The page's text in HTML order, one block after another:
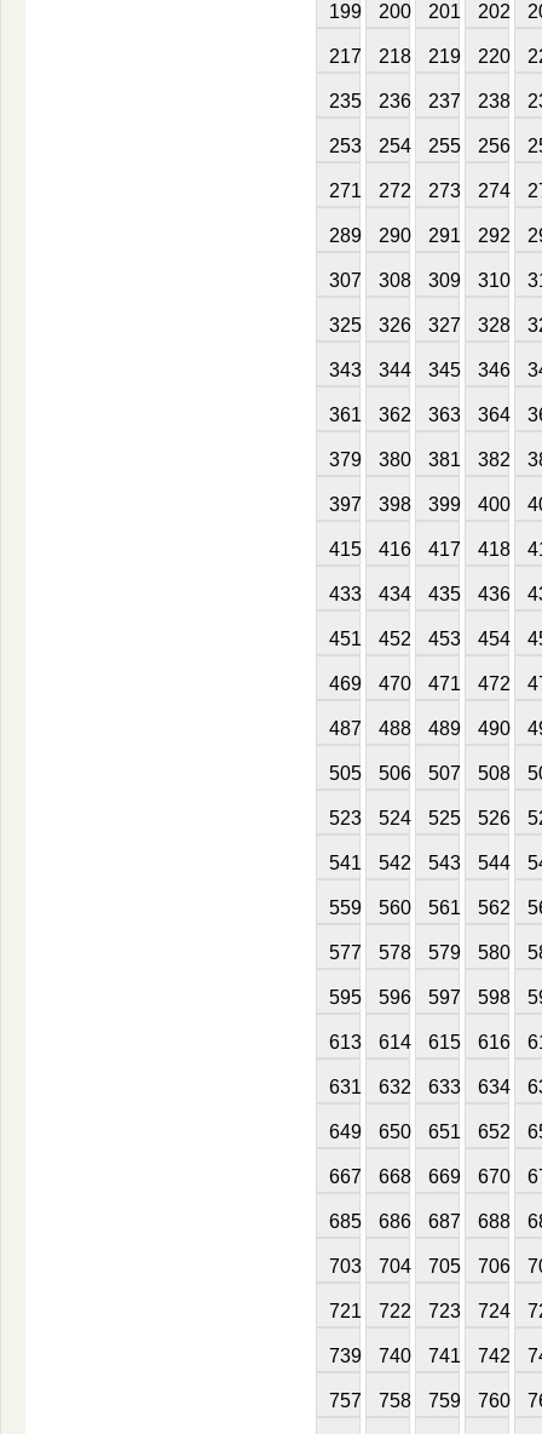
199 200 201 202
217 218 219 220
235 236 237 238
253 254 255 256
271 272 273 274
289 290 291 292
307 308 309 310
325 326 327 328
343 344 345 346
361 362 363 364
379 380 381 382
397 398 399 400
415 416 417 418
433 434 435 436
451 452 453 454
469 470 471 472
487 488 489 490
505 506 507 508
523 524 525 526
541 542 543 544
559 560 561 562
577 578 579 580
595 596 597 598
613 614 615 616
631 632 633 634
649 650 651 652
667 668 669 670
685 686 687 688
703 704 705 706
721 722 723 724
739 740 741 742
757 758 759 760